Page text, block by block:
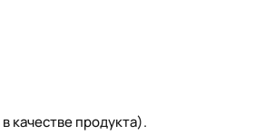
качестве продукта).